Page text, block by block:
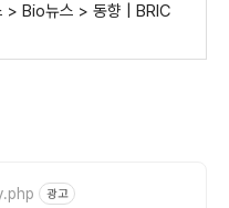
> Bio뉴스 > 동향 | BRIC
광고